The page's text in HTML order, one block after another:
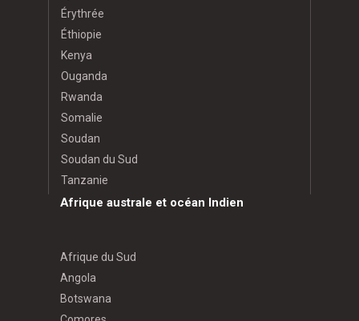
Érythrée
Éthiopie
Kenya
Ouganda
Rwanda
Somalie
Soudan
Soudan du Sud
Tanzanie
Afrique australe et océan Indien
Afrique du Sud
Angola
Botswana